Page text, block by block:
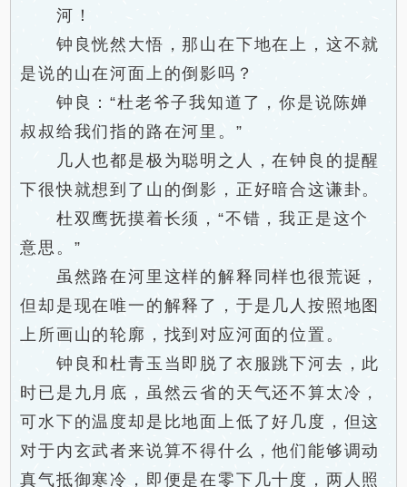
河！
钟良恍然大悟，那山在下地在上，这不就
是说的山在河面上的倒影吗？
钟良：“杜老爷子我知道了，你是说陈婵
叔叔给我们指的路在河里。”
几人也都是极为聪明之人，在钟良的提醒
下很快就想到了山的倒影，正好暗合这谦卦。
杜双鹰抚摸着长须，“不错，我正是这个
意思。”
虽然路在河里这样的解释同样也很荒诞，
但却是现在唯一的解释了，于是几人按照地图
上所画山的轮廓，找到对应河面的位置。
钟良和杜青玉当即脱了衣服跳下河去，此
时已是九月底，虽然云省的天气还不算太冷，
可水下的温度却是比地面上低了好几度，但这
对于内玄武者来说算不得什么，他们能够调动
真气抵御寒冷，即便是在零下几十度，两人照